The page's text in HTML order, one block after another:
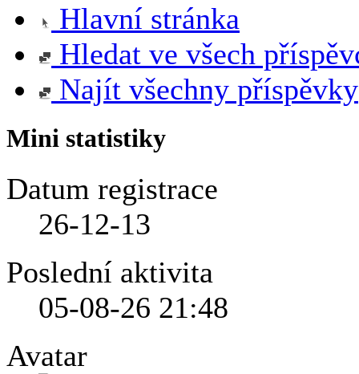
Hlavní stránka
Hledat ve všech
Najít všechny příspěvky
Mini statistiky
Datum registrace
26-12-13
Poslední aktivita
05-08-26 21:48
Avatar